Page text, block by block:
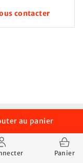
Panier
au panier
contacter